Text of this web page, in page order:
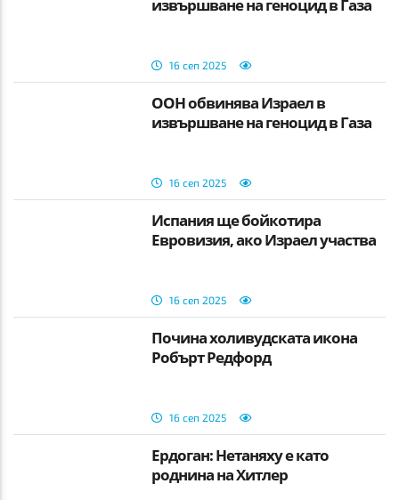
извършване на геноцид в Газа
16 сеп 2025
ООН обвинява Израел в
извършване на геноцид в Газа
16 сеп 2025
Испания ще бойкотира
Евровизия, ако Израел участва
16 сеп 2025
Почина холивудската икона
Робърт Редфорд
16 сеп 2025
Ердоган: Нетаняху е като
роднина на Хитлер